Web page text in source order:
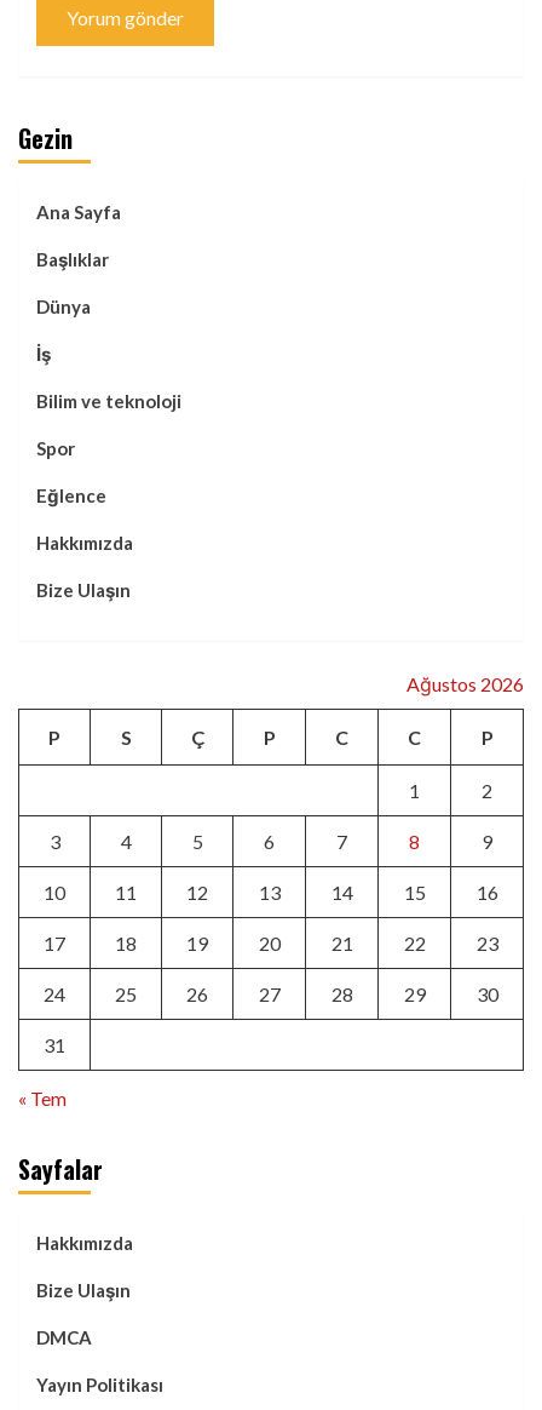
Gezin
Ana Sayfa
Başlıklar
Dünya
İş
Bilim ve teknoloji
Spor
Eğlence
Hakkımızda
Bize Ulaşın
Ağustos 2026
P S Ç P C C P
1 2
3 4 5 6 7 8 9
10 11 12 13 14 15 16
17 18 19 20 21 22 23
24 25 26 27 28 29 30
31
« Tem
Sayfalar
Hakkımızda
Bize Ulaşın
DMCA
Yayın Politikası